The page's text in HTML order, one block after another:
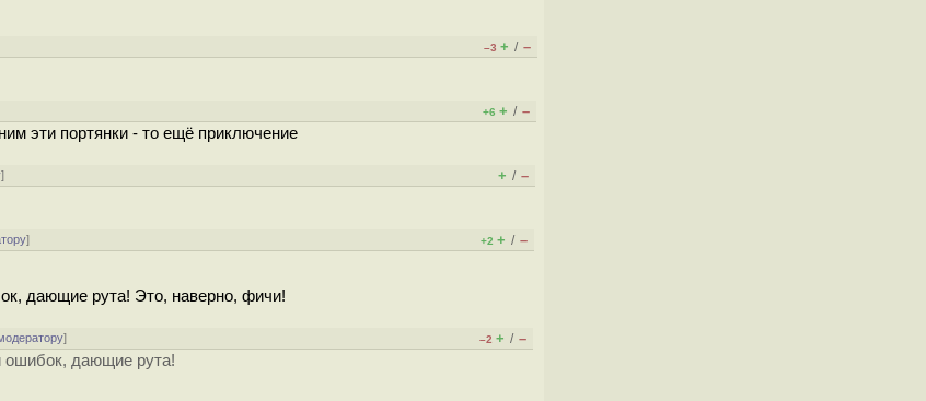
–3 + / –
+6 + / –
эти портянки - то ещё приключение
] + / –
] +2 + / –
дающие рута! Это, наверно, фичи!
] –2 + / –
ошибок, дающие рута!